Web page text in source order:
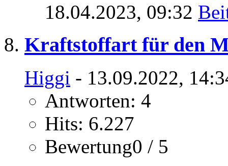
18.04.2023, 09:32
Kraftstoffart für den
Higgi - 13.09.2022,
Antworten: 4
Hits: 6.227
Bewertung0 / 5